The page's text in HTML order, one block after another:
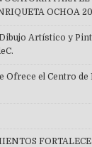
OCHOA
Artístico y
Ofrece el Centro de